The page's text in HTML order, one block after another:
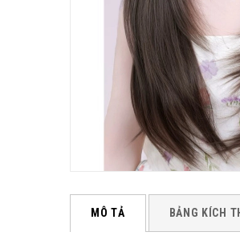
MÔ TẢ BẢNG KÍCH